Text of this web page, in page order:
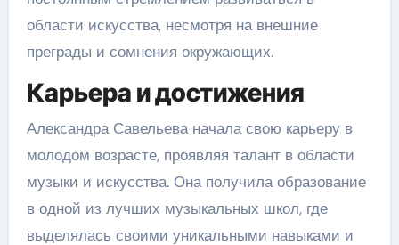
области искусства, несмотря на внешние
преграды и сомнения окружающих.
Карьера и достижения
Александра Савельева начала свою карьеру в
молодом возрасте, проявляя талант в области
музыки и искусства. Она получила образование
в одной из лучших музыкальных школ, где
выделялась своими уникальными навыками и